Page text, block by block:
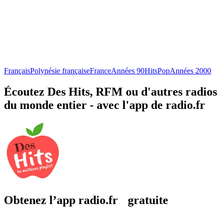
FrançaisPolynésie françaiseFranceAnnées 90HitsPopAnnées 2000
Écoutez Des Hits, RFM ou d'autres radios
du monde entier - avec l'app de radio.fr
Obtenez l’app radio.fr gratuite